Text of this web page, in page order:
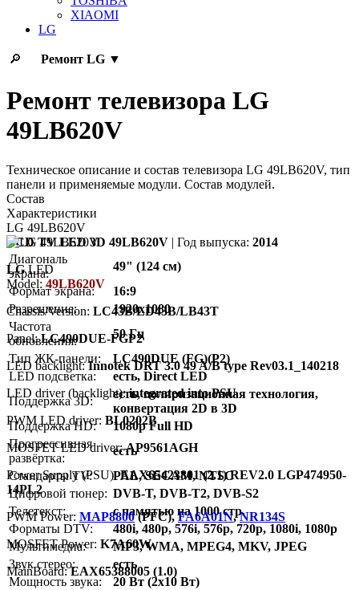
XIAOMI
LG
🔎 Ремонт LG ▼
Ремонт телевизора LG
49LB620V
Техническое описание и состав телевизора LG 49LB620V, тип
панели и применяемые модули. Состав модулей.
Состав
Характеристики
LG 49LB620V
LCD TV LED 3D 49LB620V | Год выпуска: 2014
Диагональ
экрана:
49" (124 см)
Формат экрана:
16:9
Разрешение:
1920x1080
Частота
обновления:
50 Гц
Тип ЖК-панели:
LC490DUE (FG)(P2)
LED подсветка:
есть, Direct LED
Поддержка 3D:
есть, поляризационная технология,
конвертация 2D в 3D
Поддержка HD:
1080p Full HD
Прогрессивная
развёртка:
есть
Стандарты TV:
PAL, SECAM, NTSC
Цифровой тюнер: DVB-T, DVB-T2, DVB-S2
Телетекст:
с памятью на 1000 стр.
Форматы DTV:
480i, 480p, 576i, 576p, 720p, 1080i, 1080p
Мультимедиа:
MP3, WMA, MPEG4, MKV, JPEG
Звук стерео:
есть
Мощность звука:
20 Вт (2x10 Вт)
LGLED
Model: 49LB620V
Chassis/Version: LC43B/LD43B/LB43T
Panel:LC490DUE-FGP2
LED backlight:Innotek DRT 3.0 49 A/B type Rev03.1_140218
LED driver (backlight):integrated into PSU
PWM LED driver: BL0202B
MOSFET LED driver:AP9561AGH
Power Supply (PSU):EAX65423801 (2.1) REV2.0 LGP474950-
14PL2
PWM Power: MAP8800(PFC),FA6A01N,NR134S
MOSFET Power: K7A60W
MainBoard:EAX65388005 (1.0)